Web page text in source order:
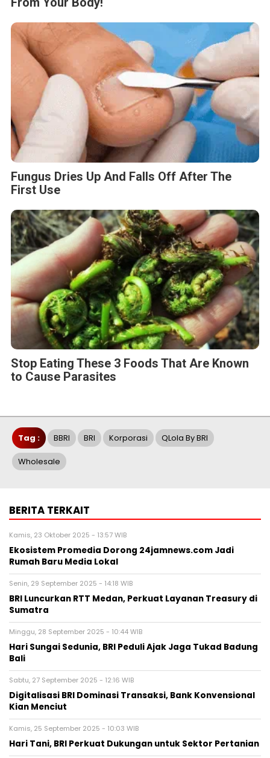
Fungus Dries Up And Falls Off After The
First Use
Stop Eating These 3 Foods That Are Known
to Cause Parasites
Tag : BBRI BRI Korporasi QLola By BRI
Wholesale
BERITA TERKAIT
Kamis, 23 Oktober 2025 - 13:57 WIB
Ekosistem Promedia Dorong 24jamnews.com Jadi
Rumah Baru Media Lokal
Senin, 29 September 2025 - 14:18 WIB
BRI Luncurkan RTT Medan, Perkuat Layanan Treasury di
Sumatra
Minggu, 28 September 2025 - 10:44 WIB
Hari Sungai Sedunia, BRI Peduli Ajak Jaga Tukad Badung
Bali
Sabtu, 27 September 2025 - 12:16 WIB
Digitalisasi BRI Dominasi Transaksi, Bank Konvensional
Kian Menciut
Kamis, 25 September 2025 - 10:03 WIB
Hari Tani, BRI Perkuat Dukungan untuk Sektor Pertanian